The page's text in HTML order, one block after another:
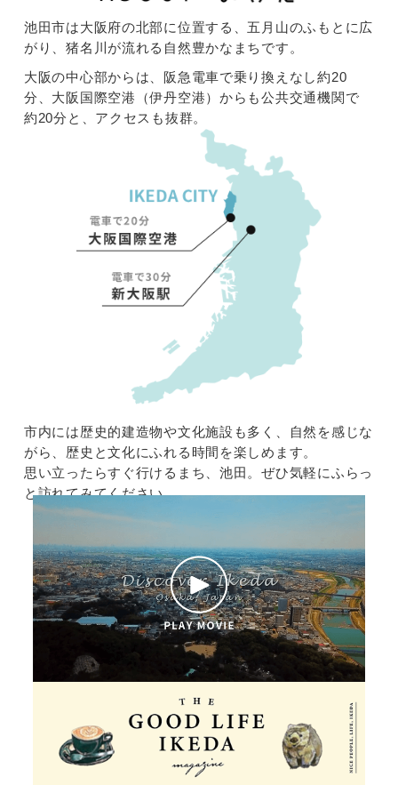
新しました
2026/4/16 更新
落語みゅーじあむ寄席 イベント情報を更
2026/4/10 更新
落語みゅーじあむ寄席 イベント情報を更
新しました
2024/8/5 更新
【余野街道ガイドツアー】ボランティアガ
イドによる街あるきツアー参加者募集中
2026/3/2 更新
落語みゅーじあむ寄席 イベント情報を更
新しました
2025/7/22 更新
編』が開催！
池田市は大阪府の北部に位置する、五月山のふもとに広
がり、猪名川が流れる自然豊かなまちです。
大阪の中心部からは、阪急電車で乗り換えなし約20
分、大阪国際空港（伊丹空港）からも公共交通機関で
約20分と、アクセスも抜群。
市内には歴史的建造物や文化施設も多く、自然を感じな
がら、歴史と文化にふれる時間を楽しめます。
思い立ったらすぐ行けるまち、池田。ぜひ気軽にふらっ
と訪れてみてください。